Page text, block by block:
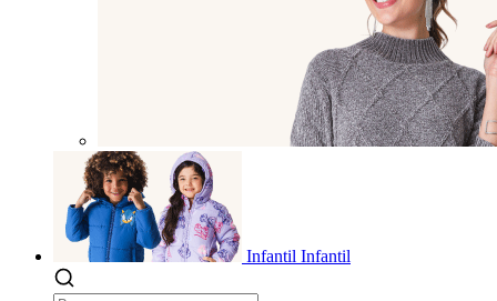
Infantil Infantil